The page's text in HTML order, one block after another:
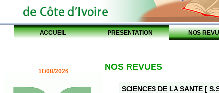
ACCUEIL PRESENTATION NOS
10/08/2026 NOS REVUES
SCIENCES DE LA SANTE [